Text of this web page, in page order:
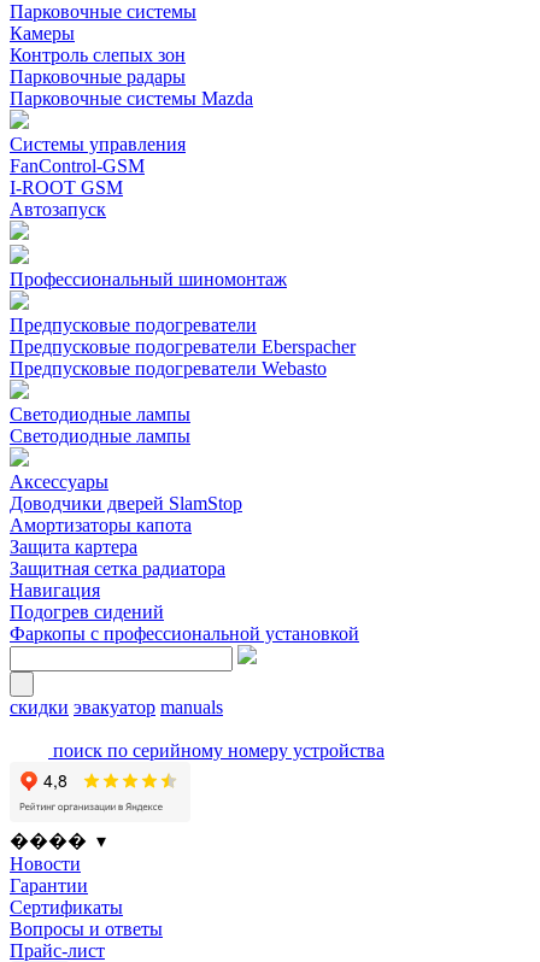
Парковочные системы
Камеры
Контроль слепых зон
Парковочные радары
Парковочные системы Mazda
Системы управления
FanControl-GSM
I-ROOT GSM
Автозапуск
Профессиональный шиномонтаж
Предпусковые подогреватели
Предпусковые подогреватели Eberspacher
Предпусковые подогреватели Webasto
Светодиодные лампы
Светодиодные лампы
Аксессуары
Доводчики дверей SlamStop
Амортизаторы капота
Защита картера
Защитная сетка радиатора
Навигация
Подогрев сидений
Фаркопы с профессиональной установкой
скидки эвакуатор manuals
поиск по серийному номеру устройства
���� ▾
Новости
Гарантии
Сертификаты
Вопросы и ответы
Прайс-лист